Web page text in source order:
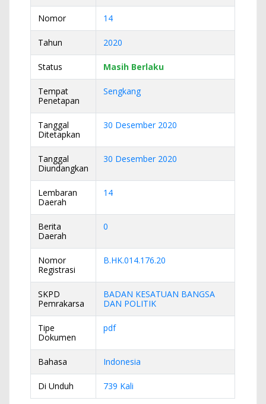
Nomor 14
Tahun 2020
Status Masih Berlaku
Tempat
Penetapan
Sengkang
Tanggal
Ditetapkan
30 Desember 2020
Tanggal
Diundangkan
30 Desember 2020
Lembaran
Daerah
14
Berita
Daerah
0
Nomor
Registrasi
B.HK.014.176.20
SKPD
Pemrakarsa
BADAN KESATUAN BANGSA
DAN POLITIK
Tipe
Dokumen
pdf
Bahasa Indonesia
Di Unduh 739 Kali